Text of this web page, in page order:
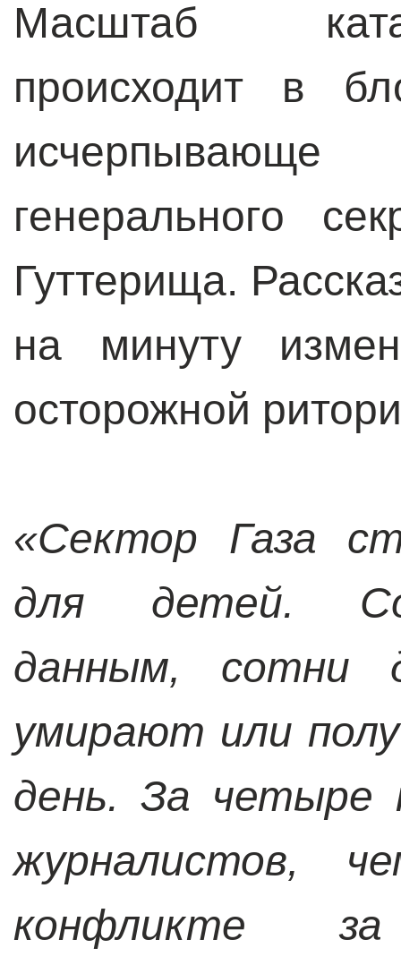
Масштаб
происходит в
генерального
Гуттерища.
на минуту
осторожной
«Сектор Газа
для детей.
данным, сотни
умирают или
день. За четыре
журналистов,
конфликте